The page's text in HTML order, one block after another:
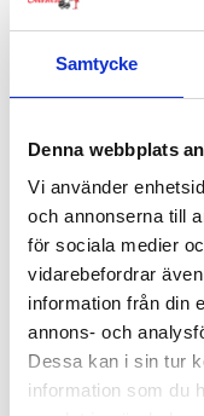
Samtycke
Denna webbplats
Vi använder
och annonserna till
för sociala medier
vidarebefordrar
information från din
annons- och
Dessa kan i sin tur
information som du